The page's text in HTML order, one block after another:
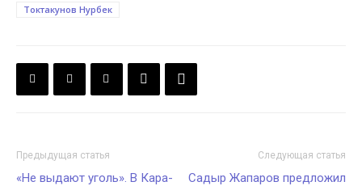
Токтакунов Нурбек
Предыдущая статья
«Не выдают уголь». В Кара-
Следующая статья
Садыр Жапаров предложил